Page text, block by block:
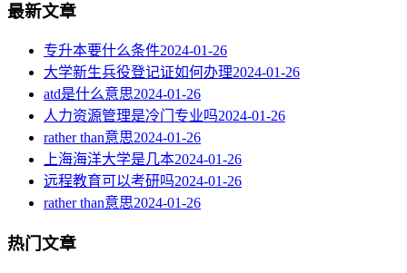
最新文章
专升本要什么条件2024-01-26
大学新生兵役登记证如何办理2024-01-26
atd是什么意思2024-01-26
人力资源管理是冷门专业吗2024-01-26
rather than意思2024-01-26
上海海洋大学是几本2024-01-26
远程教育可以考研吗2024-01-26
rather than意思2024-01-26
热门文章